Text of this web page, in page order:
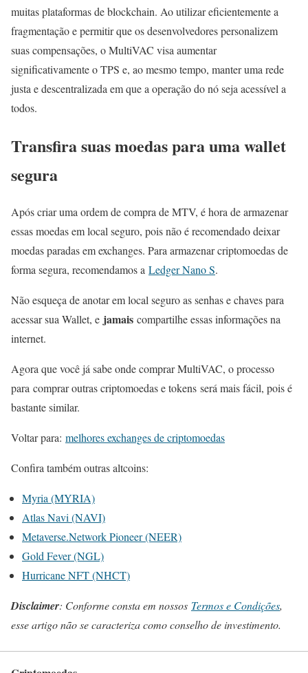
muitas plataformas de blockchain. Ao utilizar eficientemente a
fragmentação e permitir que os desenvolvedores personalizem
suas compensações, o MultiVAC visa aumentar
significativamente o TPS e, ao mesmo tempo, manter uma rede
justa e descentralizada em que a operação do nó seja acessível a
todos.
Transfira suas moedas para uma wallet
segura
Após criar uma ordem de compra de MTV, é hora de armazenar
essas moedas em local seguro, pois não é recomendado deixar
moedas paradas em exchanges. Para armazenar criptomoedas de
forma segura, recomendamos a Ledger Nano S.
Não esqueça de anotar em local seguro as senhas e chaves para
acessar sua Wallet, e jamais compartilhe essas informações na
internet.
Agora que você já sabe onde comprar MultiVAC, o processo
para comprar outras criptomoedas e tokens será mais fácil, pois é
bastante similar.
Voltar para: melhores exchanges de criptomoedas
Confira também outras altcoins:
Myria (MYRIA)
Atlas Navi (NAVI)
Metaverse.Network Pioneer (NEER)
Gold Fever (NGL)
Hurricane NFT (NHCT)
Disclaimer: Conforme consta em nossos Termos e Condições,
esse artigo não se caracteriza como conselho de investimento.